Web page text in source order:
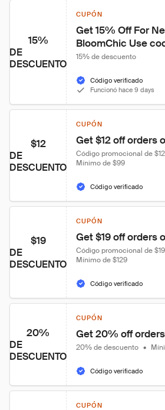
15%
DE
DESCUENTO
CUPÓN
Get 15% Off For
BloomChic Use
15% de descuento
Código verificado
Funcionó hace 9 days
$12
DE
DESCUENTO
CUPÓN
Get $12 off orders
Código promocional de
Mínimo de $99
Código verificado
$19
DE
DESCUENTO
CUPÓN
Get $19 off orders
Código promocional de
Mínimo de $129
Código verificado
20%
DE
DESCUENTO
CUPÓN
Get 20% off
20% de descuento •
Código verificado
CUPÓN